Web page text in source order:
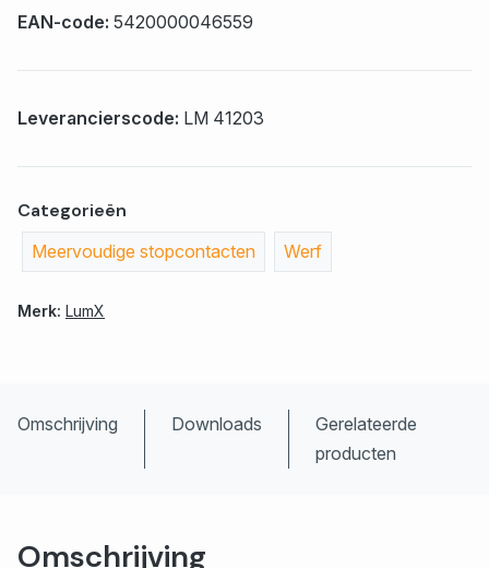
EAN-code: 5420000046559
Leverancierscode: LM 41203
Categorieën
Meervoudige stopcontacten Werf
Merk: LumX
Omschrijving Downloads
Gerelateerde
producten
Omschrijving